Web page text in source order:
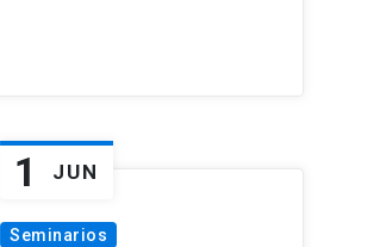
1 JUN
Seminarios